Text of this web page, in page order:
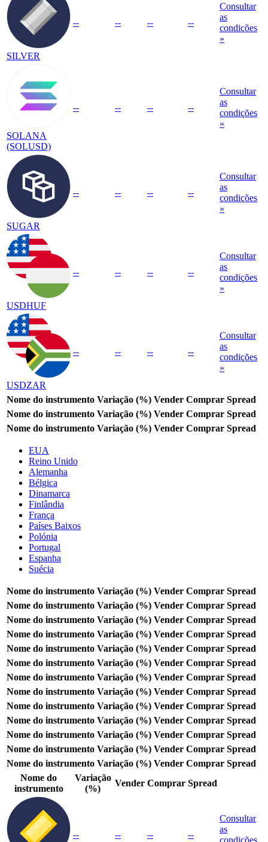
SILVER
-- -- -- --
Consultar
as
condições
»
SOLANA
(SOLUSD)
-- -- -- --
Consultar
as
condições
»
SUGAR
-- -- -- --
Consultar
as
condições
»
USDHUF
-- -- -- --
Consultar
as
condições
»
USDZAR
-- -- -- --
Consultar
as
condições
»
Nome do instrumento Variação (%) Vender Comprar Spread
Nome do instrumento Variação (%) Vender Comprar Spread
Nome do instrumento Variação (%) Vender Comprar Spread
EUA
Reino Unido
Alemanha
Bélgica
Dinamarca
Finlândia
França
Países Baixos
Polónia
Portugal
Espanha
Suécia
Nome do instrumento Variação (%) Vender Comprar Spread
Nome do instrumento Variação (%) Vender Comprar Spread
Nome do instrumento Variação (%) Vender Comprar Spread
Nome do instrumento Variação (%) Vender Comprar Spread
Nome do instrumento Variação (%) Vender Comprar Spread
Nome do instrumento Variação (%) Vender Comprar Spread
Nome do instrumento Variação (%) Vender Comprar Spread
Nome do instrumento Variação (%) Vender Comprar Spread
Nome do instrumento Variação (%) Vender Comprar Spread
Nome do instrumento Variação (%) Vender Comprar Spread
Nome do instrumento Variação (%) Vender Comprar Spread
Nome do instrumento Variação (%) Vender Comprar Spread
Nome do instrumento Variação (%) Vender Comprar Spread
Nome do
instrumento
Variação
(%)
Vender Comprar Spread
-- -- -- --
Consultar
as
condições